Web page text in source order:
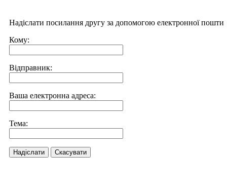
Надіслати посилання другу за допомогою електронної пошти
Кому:
Відправник:
Ваша електронна адреса:
Тема:
Надіслати Скасувати